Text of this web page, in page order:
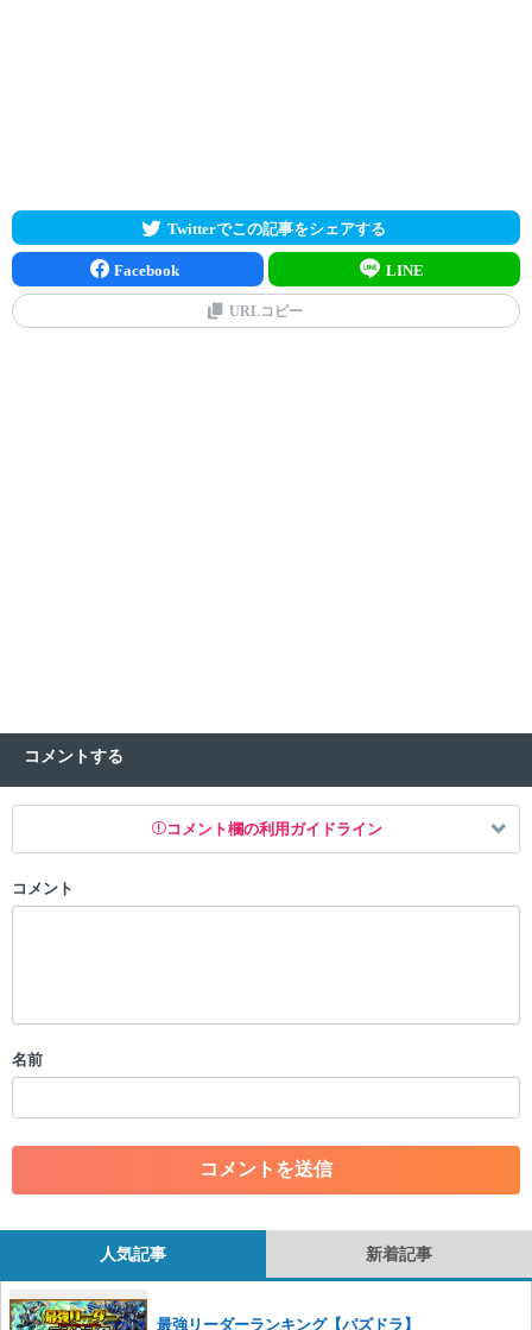
Twitterでこの記事をシェアする
Facebook LINE
URLコピー
コメントする
コメント欄の利用ガイドライン
以下の書き込みを禁止とし、場合によってはコメント削除や書き込み制
・一度削除された投稿を再び投稿すること
・アカウントの売買など金銭が絡む内容の投稿
・各ゲームのネタバレを含む内容の投稿
・その他、管理者が不適切と判断した投稿
だけますでしょうか。
コメントの削除を申請する※投稿内容を確認後、順次対応さ
せていただきます。ご了承ください。
コメント
名前
人気記事 新着記事
最強リーダーランキング【パズドラ】